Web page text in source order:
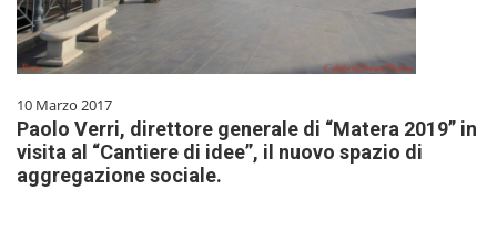
10 Marzo 2017
Paolo Verri, direttore generale di “Matera 2019” in
visita al “Cantiere di idee”, il nuovo spazio di
aggregazione sociale.